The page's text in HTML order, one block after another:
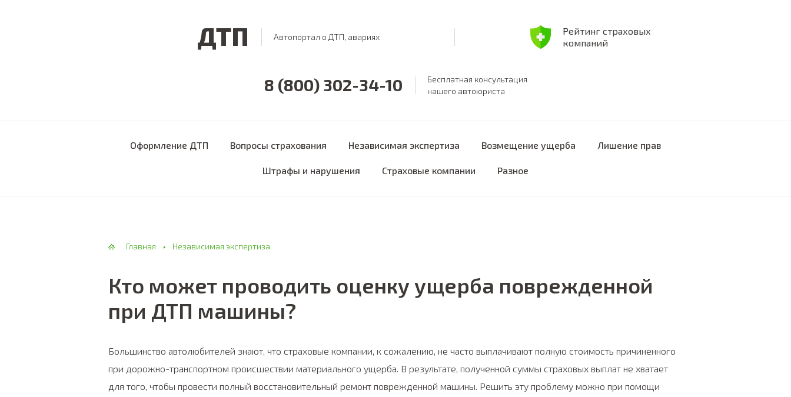
ДТП Автопортал о ДТП, авариях
Рейтинг страховых
компаний
8 (800) 302-34-10
Бесплатная консультация
нашего автоюриста
Оформление ДТП Вопросы страхования Независимая экспертиза Возмещение ущерба Лишение прав
Штрафы и нарушения Страховые компании Разное
Главная Независимая экспертиза
Кто может проводить оценку ущерба поврежденной
при ДТП машины?
Большинство автолюбителей знают, что страховые компании, к сожалению, не часто выплачивают полную стоимость причиненного
при дорожно-транспортном происшествии материального ущерба. В результате, полученной суммы страховых выплат не хватает
для того, чтобы провести полный восстановительный ремонт поврежденной машины. Решить эту проблему можно при помощи